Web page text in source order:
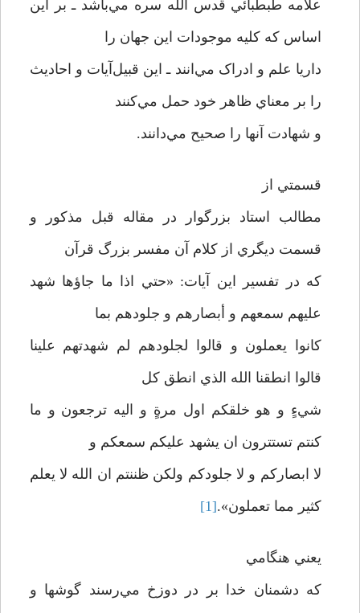
علامه طبطبائي قدس الله سره مي‌باشد ـ بر اين
اساس که کليه موجودات اين جهان را
داريا علم و ادراک مي‌انند ـ اين قبيل‌آيات و احاديث
را بر معناي ظاهر خود حمل مي‌کنند
و شهادت آنها را صحيح مي‌دانند.
قسمتي از
مطالب استاد بزرگوار در مقاله قبل مذکور و
قسمت ديگري از کلام آن مفسر بزرگ قرآن
که در تفسير اين آيات: «حتي اذا ما جاؤها شهد
عليهم سمعهم و أبصارهم و جلودهم بما
کانوا يعملون و قالوا لجلودهم لم شهدتهم علينا
قالوا انطقنا الله الذي انطق کل
شيءٍ و هو خلقکم اول مرةٍ و اليه ترجعون و ما
کنتم تستترون ان يشهد عليکم سمعکم و
لا ابصارکم و لا جلودکم ولکن ظننتم ان الله لا يعلم
کثير مما تعملون».[1]
يعني هنگامي
که دشمنان خدا بر در دوزخ مي‌رسند گوشها و